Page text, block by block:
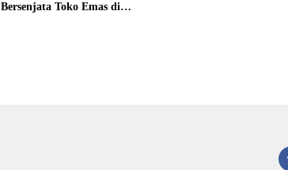
Bersenjata Toko Emas di